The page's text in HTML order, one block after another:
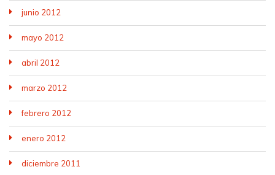
junio 2012
mayo 2012
abril 2012
marzo 2012
febrero 2012
enero 2012
diciembre 2011